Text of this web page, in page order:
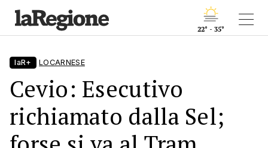
22° - 35°
laR+ LOCARNESE
Cevio: Esecutivo
richiamato dalla Sel;